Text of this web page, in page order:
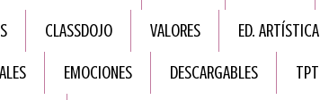
CLASSDOJO VALORES ED. ARTÍSTICA
EMOCIONES DESCARGABLES TPT